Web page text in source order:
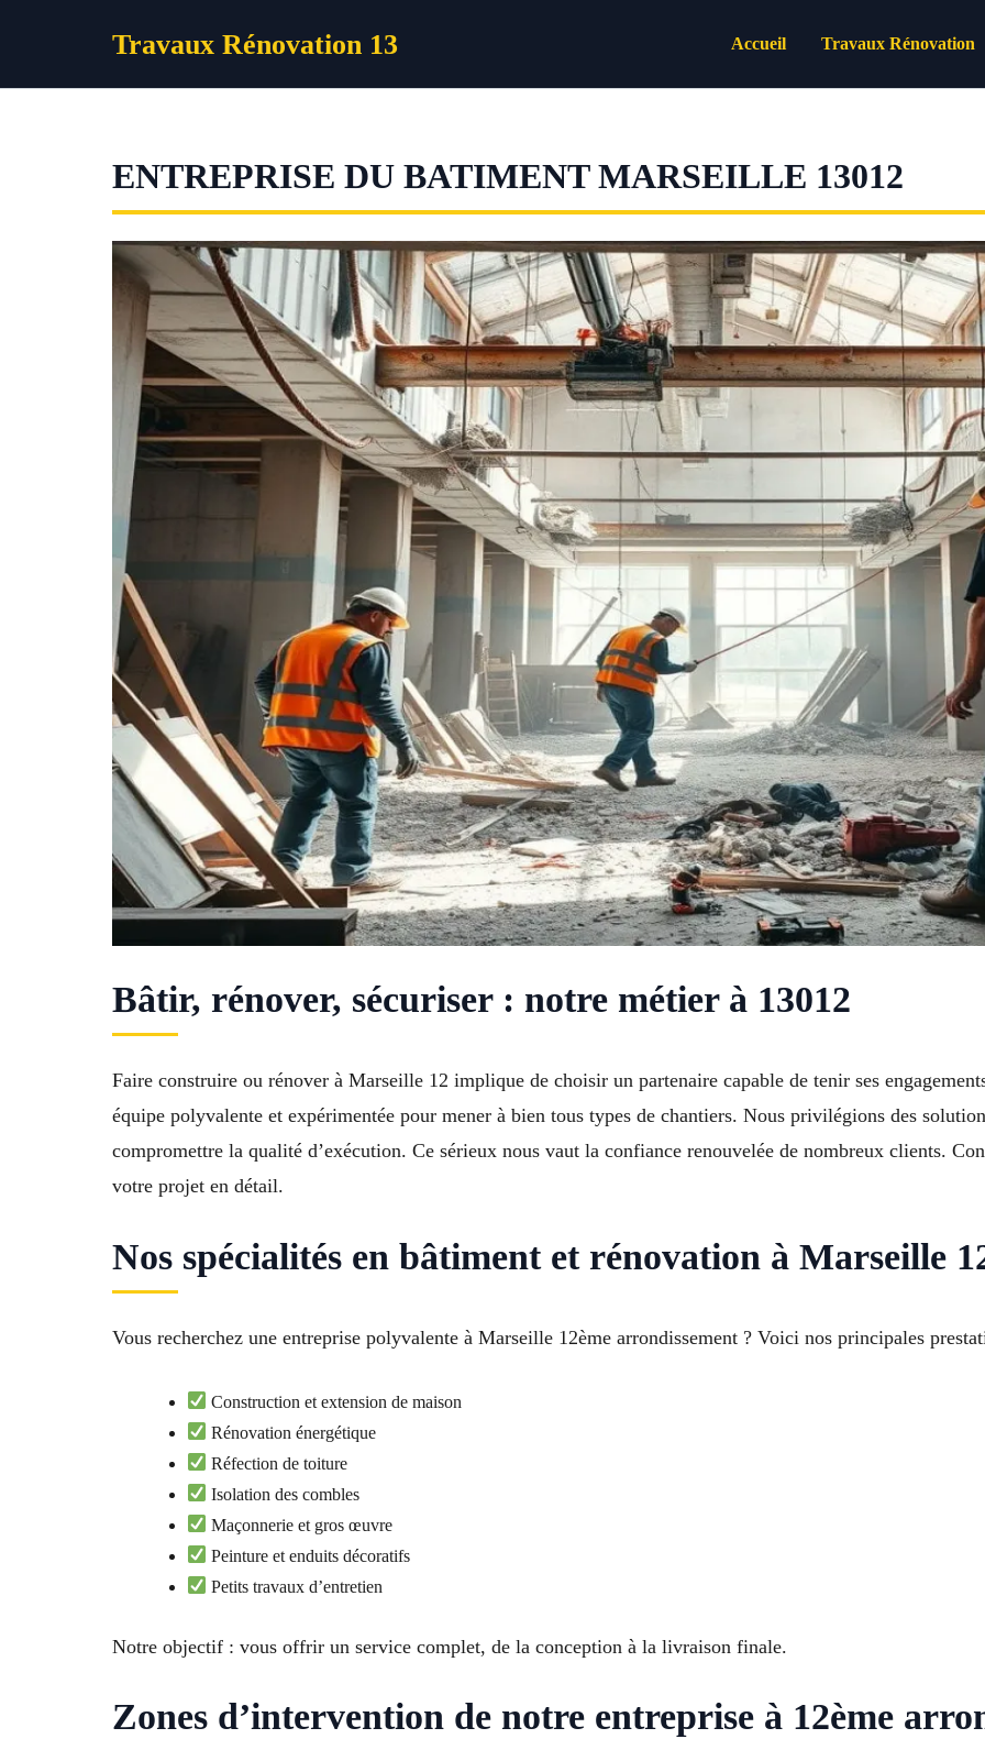
Travaux Rénovation 13 Accueil Travaux Rénovation
ENTREPRISE DU BATIMENT MARSEILLE 13012
Bâtir, rénover, sécuriser : notre métier à 13012
Faire construire ou rénover à Marseille 12 implique de choisir un partenaire capable de tenir ses
équipe polyvalente et expérimentée pour mener à bien tous types de chantiers. Nous privilégions des
compromettre la qualité d’exécution. Ce sérieux nous vaut la confiance renouvelée de nombreux clients.
votre projet en détail.
Nos spécialités en bâtiment et rénovation à Marseille
Vous recherchez une entreprise polyvalente à Marseille 12ème arrondissement ? Voici nos principales
Construction et extension de maison
Rénovation énergétique
Réfection de toiture
Isolation des combles
Maçonnerie et gros œuvre
Peinture et enduits décoratifs
Petits travaux d’entretien
Notre objectif : vous offrir un service complet, de la conception à la livraison finale.
Zones d’intervention de notre entreprise à 12ème